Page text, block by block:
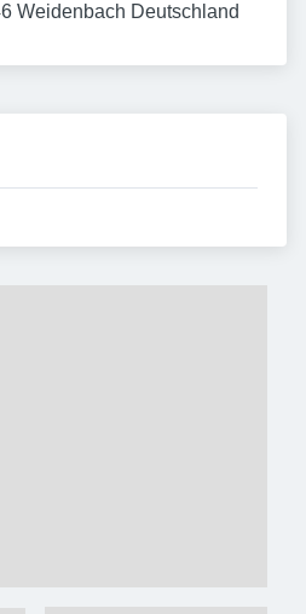
Weidenbach Deutschland